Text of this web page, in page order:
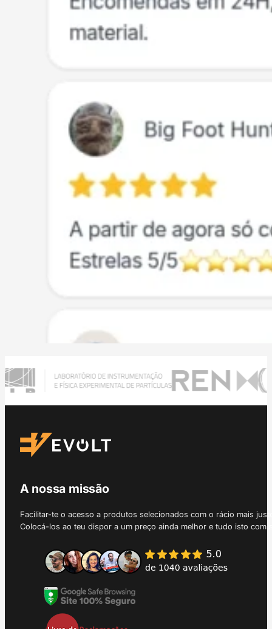
A nossa missão
Facilitar-te o acesso a produtos selecionados com o rácio mais
Colocá-los ao teu dispor a um preço ainda melhor e tudo isto